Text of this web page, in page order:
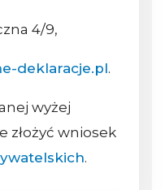
4/9,
deklaracje.pl.
wyżej
złożyć wniosek
.